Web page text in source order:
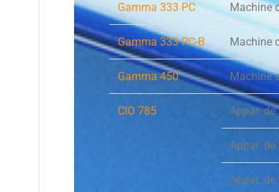
Gamma 333 PC Machine
Gamma 333 PC-B Machine
Gamma 450 Machine
CIO 785 Appar.
Appar.
Appar.